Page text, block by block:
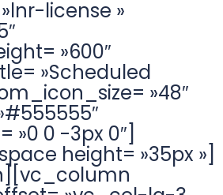
license »
»600″
»Scheduled
»48″
0 -3px 0″]
height= »35px »]